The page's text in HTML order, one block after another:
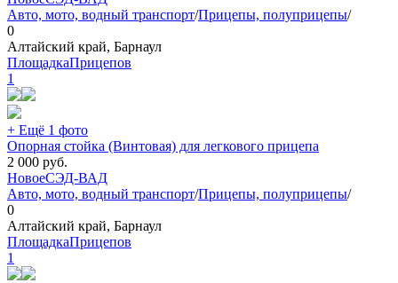
Авто, мото, водный транспорт/Прицепы, полуприцепы/
0
Алтайский край, Барнаул
ПлощадкаПрицепов
1
+ Ещё 1 фото
Опорная стойка (Винтовая) для легкового прицепа
2 000 руб.
НовоеСЭД-ВАД
Авто, мото, водный транспорт/Прицепы, полуприцепы/
0
Алтайский край, Барнаул
ПлощадкаПрицепов
1